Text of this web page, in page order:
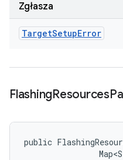
Zgłasza
TargetSetupError
FlashingResources
public